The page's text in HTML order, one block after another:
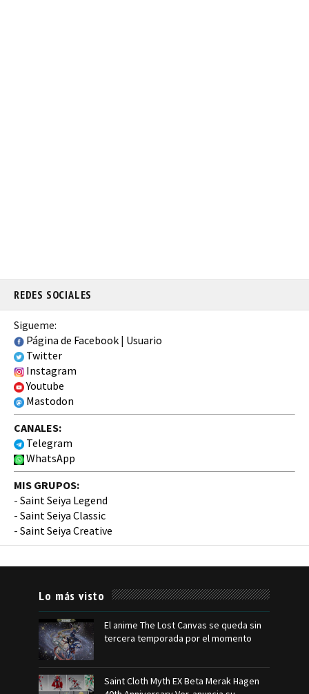
REDES SOCIALES
Sigueme:
Página de Facebook | Usuario
Twitter
Instagram
Youtube
Mastodon
CANALES:
Telegram
WhatsApp
MIS GRUPOS:
- Saint Seiya Legend
- Saint Seiya Classic
- Saint Seiya Creative
Lo más visto
El anime The Lost Canvas se queda sin
tercera temporada por el momento
Saint Cloth Myth EX Beta Merak Hagen